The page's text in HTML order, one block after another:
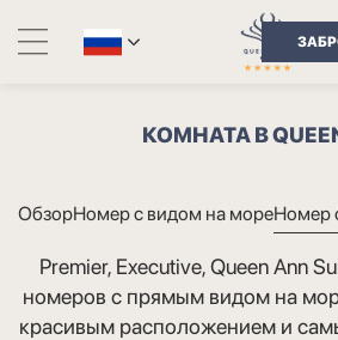
КОМНАТА В
ОбзорНомер с видом на мореНомер
Premier, Executive, Queen Ann
номеров с прямым видом на
красивым расположением и